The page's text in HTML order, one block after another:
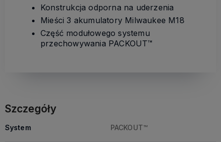
Konstrukcja odporna na uderzenia
Mieści 3 akumulatory Milwaukee M18
Część modułowego systemu
przechowywania PACKOUT™
Szczegóły
System PACKOUT™